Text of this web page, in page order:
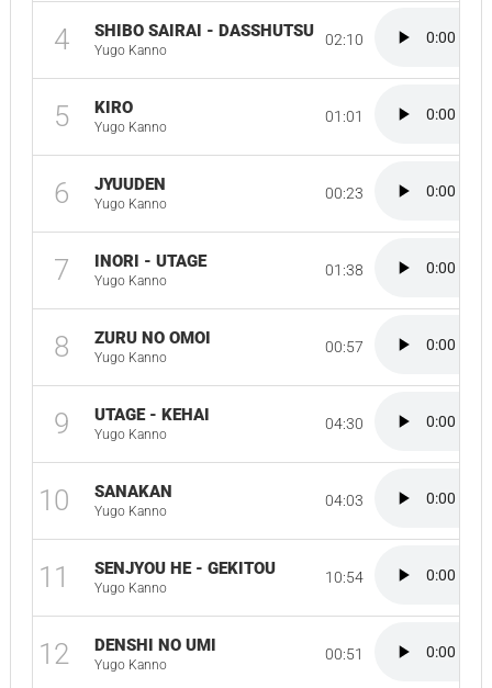
4 SHIBO SAIRAI - DASSHUTSU
Yugo Kanno
02:10
5 KIRO
Yugo Kanno
01:01
6 JYUUDEN
Yugo Kanno
00:23
7 INORI - UTAGE
Yugo Kanno
01:38
8 ZURU NO OMOI
Yugo Kanno
00:57
9 UTAGE - KEHAI
Yugo Kanno
04:30
10 SANAKAN
Yugo Kanno
04:03
11 SENJYOU HE - GEKITOU
Yugo Kanno
10:54
12 DENSHI NO UMI
Yugo Kanno
00:51